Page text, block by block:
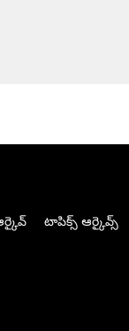
టాపిక్స్ ఆర్కైవ్స్